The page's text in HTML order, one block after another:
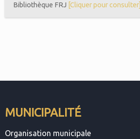
Bibliothèque FRJ [Cliquer pour consulter]
MUNICIPALITÉ
Organisation municipale